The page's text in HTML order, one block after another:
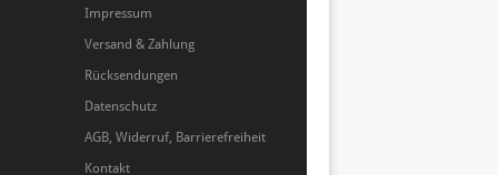
Impressum
Versand & Zahlung
Rücksendungen
Datenschutz
AGB, Widerruf, Barrierefreiheit
Kontakt